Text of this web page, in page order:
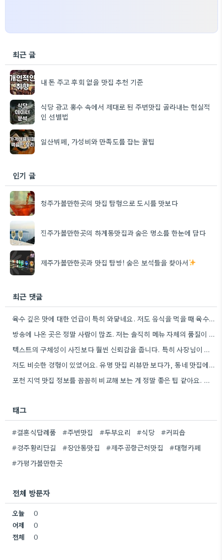
최근 글
내 돈 주고 후회 없을 맛집 추천 기준
식당 광고 홍수 속에서 제대로 된 주변맛집 골라내는 현실적
인 선별법
일산뷔페, 가성비와 만족도를 잡는 꿀팁
인기 글
청주가볼만한곳의 맛집 탐험으로 도시를 맛보다
진주가볼만한곳의 하계동맛집과 숨은 명소를 한눈에 담다
제주가볼만한곳과 맛집 탐방! 숨은 보석들을 찾아서
최근 댓글
육수 깊은 맛에 대한 언급이 특히 와닿네요. 저도 음식을 먹을 때 육수의 깊은 맛을 중요하게…
방송에 나온 곳은 정말 사람이 많죠. 저는 솔직히 메뉴 자체의 품질이 더 중요하다고 생각해요.
텍스트의 구체성이 사진보다 훨씬 신뢰감을 줍니다. 특히 사장님이 직접 요리하는 곳을 찾는 게 좋은 전략인…
저도 비슷한 경험이 있었어요. 유명 맛집 리뷰만 보다가, 동네 맛집에서 훨씬 더 맛있는 음식을 먹고…
포천 지역 맛집 정보를 꼼꼼히 비교해 보는 게 정말 좋은 팁 같아요. 특히 커뮤니티 언급…
태그
#결혼식답례품 #주변맛집 #두부요리 #식당
#커피숍
#경주황리단길
#장안동맛집 #제주공항근처맛집
#대형카페
#가평가볼만한곳
전체 방문자
오늘
0
어제
0
전체
0